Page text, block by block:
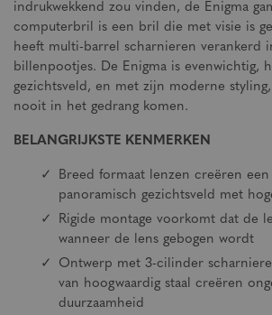
indrukwekkend zou vinden, de Enigma
computerbril is een bril die met visie is
heeft multi-barrel scharnieren verankerd
billenpootjes. De Enigma is evenwichtig,
gezichtsveld, en met zijn moderne
nooit in het gedrang komen.
BELANGRIJKSTE KENMERKEN
Breed formaat lenzen creëren
panoramisch gezichtsveld met
Rigide montage voorkomt dat de
wanneer de lens gebogen wordt
Ontwerp met 3-cilinder
van hoogwaardig staal creëren
duurzaamheid